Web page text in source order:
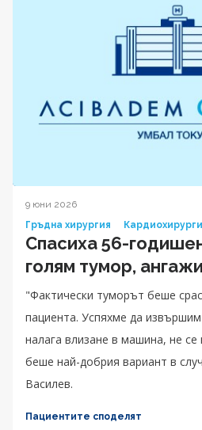
9 юни 2026
Гръдна хирургия
Спасиха 56-
голям тумор,
"Фактически туморът беше
пациента. Успяхме да
налага влизане в машина, не
беше най-добрия вариант в
Василев.
Пациентите споделят